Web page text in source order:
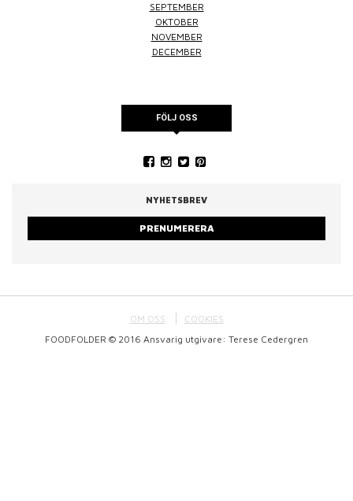
SEPTEMBER
OKTOBER
NOVEMBER
DECEMBER
FÖLJ OSS
NYHETSBREV
PRENUMERERA
OM OSS
COOKIES
FOODFOLDER © 2016 Ansvarig utgivare: Terese Cedergren